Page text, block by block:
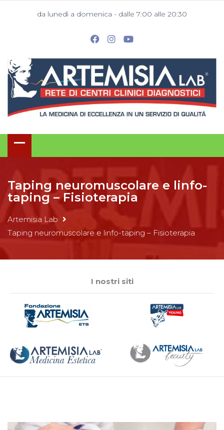
da lunedì a domenica - dalle 7:00 alle 20:30
Taping neuromuscolare e linfo-
taping – Fisioterapia
Artemisia Lab
Taping neuromuscolare e linfo-taping – Fisioterapia
I nostri siti